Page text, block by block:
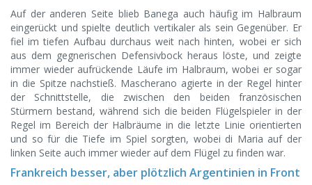
Auf der anderen Seite blieb Banega auch häufig im Halbraum
eingerückt und spielte deutlich vertikaler als sein Gegenüber. Er
fiel im tiefen Aufbau durchaus weit nach hinten, wobei er sich
aus dem gegnerischen Defensivbock heraus löste, und zeigte
immer wieder aufrückende Läufe im Halbraum, wobei er sogar
in die Spitze nachstieß. Mascherano agierte in der Regel hinter
der Schnittstelle, die zwischen den beiden französischen
Stürmern bestand, während sich die beiden Flügelspieler in der
Regel im Bereich der Halbräume in die letzte Linie orientierten
und so für die Tiefe im Spiel sorgten, wobei di Maria auf der
linken Seite auch immer wieder auf dem Flügel zu finden war.
Frankreich besser, aber plötzlich Argentinien in Front